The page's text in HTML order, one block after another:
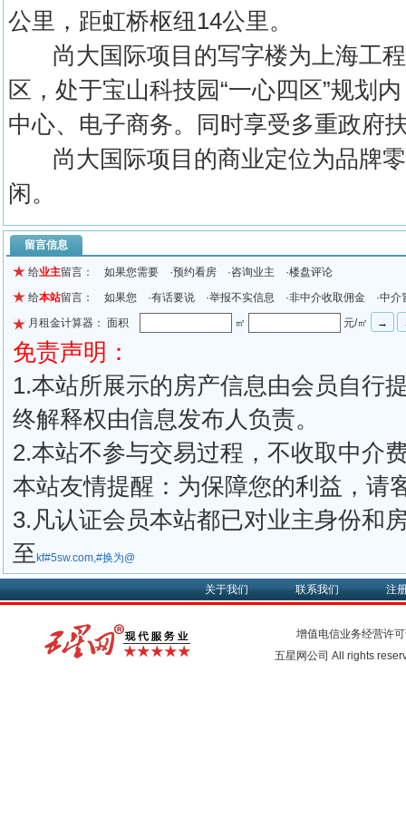
公里，距虹桥枢纽14公里。
尚大国际项目的写字楼为上海工程
区，处于宝山科技园“一心四区”规划
中心、电子商务。同时享受多重政府
尚大国际项目的商业定位为品牌零
闲。
留言信息
给业主留言： 如果您需要 ·预约看房 ·咨询业主 ·楼盘评论
给本站留言： 如果您 ·有话要说 ·举报不实信息 ·非中介收取佣金 ·中介
月租金计算器： 面积
㎡ 元/㎡
免责声明：
1.本站所展示的房产信息由会员自行
终解释权由信息发布人负责。
2.本站不参与交易过程，不收取中介
本站友情提醒：为保障您的利益，请
3.凡认证会员本站都已对业主身份和
至 kf#5sw.com,#换为@
关于我们 联系我们 注
增值电信业务经营许
五星网公司 All rights